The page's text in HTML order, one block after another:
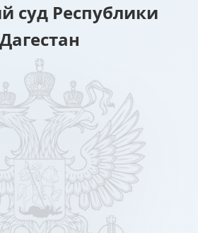
суд Республики
Дагестан